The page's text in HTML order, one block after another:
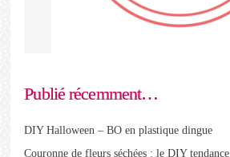
Publié récemment…
DIY Halloween – BO en plastique dingue
Couronne de fleurs séchées : le DIY tendance